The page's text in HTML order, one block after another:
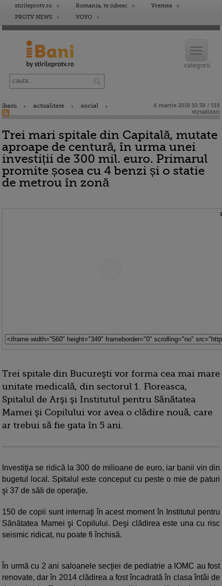
stirileprotv.ro Romania, te iubesc
Vremea
PROTV NEWS
VOYO
ibani actualitate social
6 martie 2018 10:38 / 519
vizualizari
Trei mari spitale din Capitală, mutate
aproape de centură, în urma unei
investiții de 300 mil. euro. Primarul
promite șosea cu 4 benzi și o statie
de metrou în zonă
Trei spitale din Bucureşti vor forma cea mai mare
unitate medicală, din sectorul 1. Floreasca,
Spitalul de Arşi şi Institutul pentru Sănătatea
Mamei şi Copilului vor avea o clădire nouă, care
ar trebui să fie gata în 5 ani.
Investiţia se ridică la 300 de milioane de euro, iar banii vin din
bugetul local. Spitalul este conceput cu peste o mie de paturi
şi 37 de săli de operaţie.
150 de copii sunt internaţi în acest moment în Institutul pentru
Sănătatea Mamei şi Copilului. Deşi clădirea este una cu risc
seismic ridicat, nu poate fi închisă.
În urmă cu 2 ani saloanele secţiei de pediatrie a IOMC au fost
renovate, dar în 2014 clădirea a fost încadrată în clasa întâi de